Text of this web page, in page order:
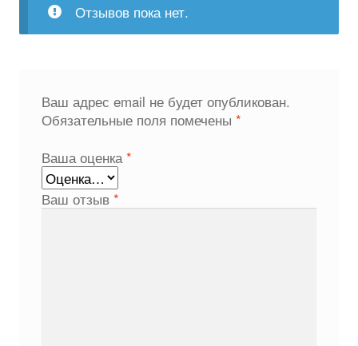
Отзывов пока нет.
Ваш адрес email не будет опубликован.
Обязательные поля помечены *
Ваша оценка *
Ваш отзыв *